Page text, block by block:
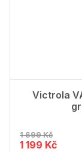
Victrola
1 699 Kč
1 199 Kč